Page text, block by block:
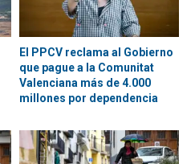
El PPCV reclama al Gobierno
que pague a la Comunitat
Valenciana más de 4.000
millones por dependencia